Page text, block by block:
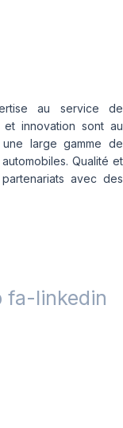
au service de
et innovation sont au
large gamme de
Qualité et
avec des
fa-linkedin